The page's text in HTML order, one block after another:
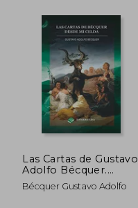
Las Cartas de Gustavo
Adolfo Bécquer.
Desde mi Celda:
Anotado
Bécquer Gustavo Adolfo